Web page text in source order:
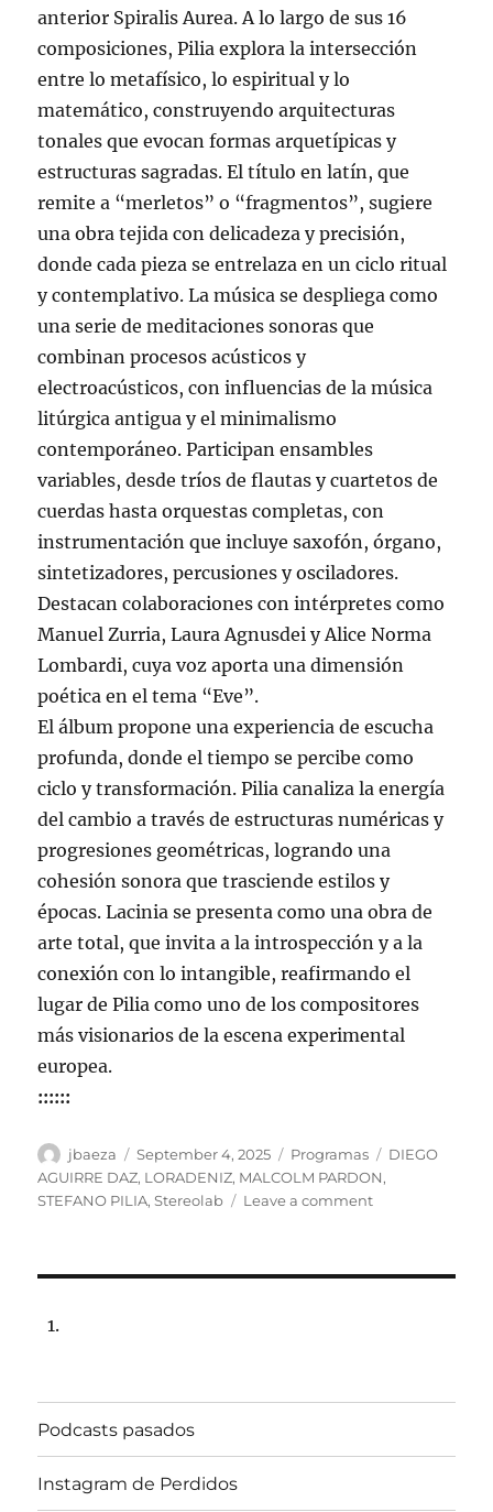
anterior Spiralis Aurea. A lo largo de sus 16
composiciones, Pilia explora la intersección
entre lo metafísico, lo espiritual y lo
matemático, construyendo arquitecturas
tonales que evocan formas arquetípicas y
estructuras sagradas. El título en latín, que
remite a “merletos” o “fragmentos”, sugiere
una obra tejida con delicadeza y precisión,
donde cada pieza se entrelaza en un ciclo ritual
y contemplativo. La música se despliega como
una serie de meditaciones sonoras que
combinan procesos acústicos y
electroacústicos, con influencias de la música
litúrgica antigua y el minimalismo
contemporáneo. Participan ensambles
variables, desde tríos de flautas y cuartetos de
cuerdas hasta orquestas completas, con
instrumentación que incluye saxofón, órgano,
sintetizadores, percusiones y osciladores.
Destacan colaboraciones con intérpretes como
Manuel Zurria, Laura Agnusdei y Alice Norma
Lombardi, cuya voz aporta una dimensión
poética en el tema “Eve”.
El álbum propone una experiencia de escucha
profunda, donde el tiempo se percibe como
ciclo y transformación. Pilia canaliza la energía
del cambio a través de estructuras numéricas y
progresiones geométricas, logrando una
cohesión sonora que trasciende estilos y
épocas. Lacinia se presenta como una obra de
arte total, que invita a la introspección y a la
conexión con lo intangible, reafirmando el
lugar de Pilia como uno de los compositores
más visionarios de la escena experimental
europea.
::::::
Author
jbaeza
Posted
on
September 4, 2025 Categories
Programas Tags
DIEGO
AGUIRRE DAZ, LORADENIZ, MALCOLM PARDON,
STEFANO PILIA,Stereolab Leave a commenton
hrs
Radio
Podcasts pasados
Instagram de Perdidos